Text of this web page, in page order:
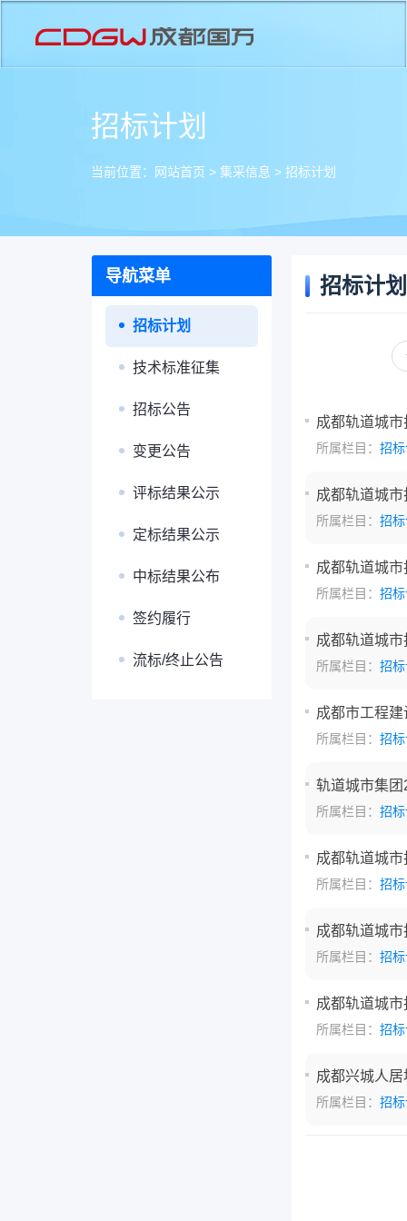
招标计划
当前位置： 网站首页 > 集采信息 > 招标计划
导航菜单
招标计划
技术标准征集
招标公告
变更公告
评标结果公示
定标结果公示
中标结果公布
签约履行
流标/终止公告
招标计划
成都轨道城
所属栏目： 招
成都轨道城
所属栏目： 招
成都轨道城
所属栏目： 招
成都轨道城
所属栏目： 招
成都市工程
所属栏目： 招
轨道城市集
所属栏目： 招
成都轨道城
所属栏目： 招
成都轨道城
所属栏目： 招
成都轨道城
所属栏目： 招
成都兴城人
所属栏目： 招